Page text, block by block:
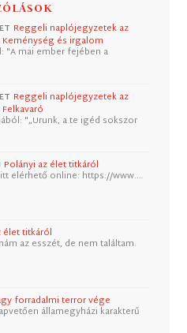
Reggeli naplójegyzetek az
Keménység és irgalom
"A mai ember fejében a
Reggeli naplójegyzetek az
"„Urunk, a te igéd sokszor
Polányi az élet titkáról
elérhető online: https://www.…
élet titkáról
az esszét, de nem találtam.
forradalmi terror vége
államegyházi karakterű